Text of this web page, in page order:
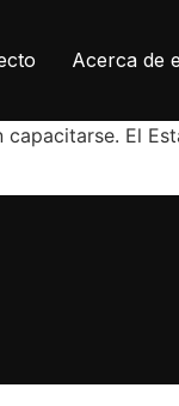
Acerca de
El